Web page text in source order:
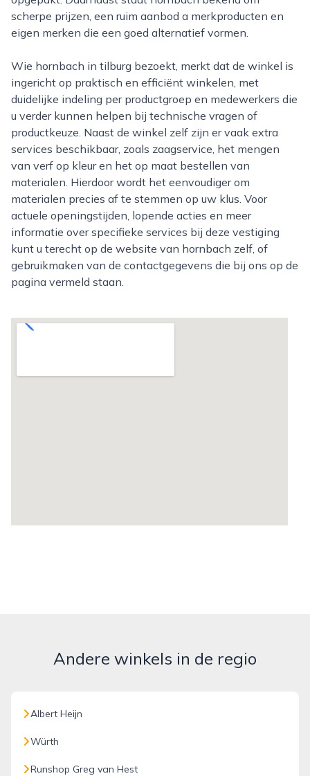
scherpe prijzen, een ruim aanbod a merkproducten en
eigen merken die een goed alternatief vormen.
Wie hornbach in tilburg bezoekt, merkt dat de winkel is
ingericht op praktisch en efficiënt winkelen, met
duidelijke indeling per productgroep en medewerkers die
u verder kunnen helpen bij technische vragen of
productkeuze. Naast de winkel zelf zijn er vaak extra
services beschikbaar, zoals zaagservice, het mengen
van verf op kleur en het op maat bestellen van
materialen. Hierdoor wordt het eenvoudiger om
materialen precies af te stemmen op uw klus. Voor
actuele openingstijden, lopende acties en meer
informatie over specifieke services bij deze vestiging
kunt u terecht op de website van hornbach zelf, of
gebruikmaken van de contactgegevens die bij ons op de
pagina vermeld staan.
Andere winkels in de regio
Albert Heijn
Würth
Runshop Greg van Hest